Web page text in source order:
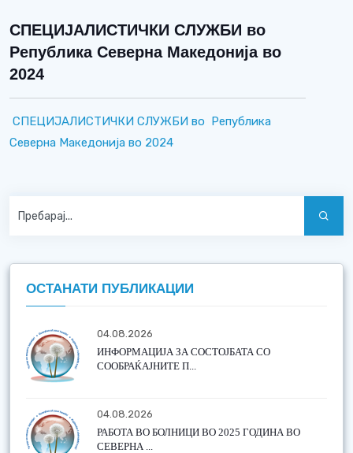
СПЕЦИЈАЛИСТИЧКИ СЛУЖБИ во
Република Северна Македонија во
2024
СПЕЦИЈАЛИСТИЧКИ СЛУЖБИ во Република
Северна Македонија во 2024
ОСТАНАТИ ПУБЛИКАЦИИ
04.08.2026
ИНФОРМАЦИЈА ЗА СОСТОЈБАТА СО
СООБРАЌАЈНИТЕ П...
04.08.2026
РАБОТА ВО БОЛНИЦИ ВО 2025 ГОДИНА ВО
СЕВЕРНА ...